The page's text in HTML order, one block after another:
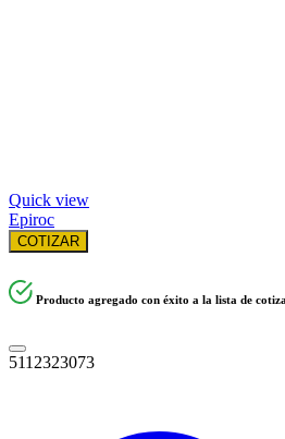
Quick view
Epiroc
COTIZAR
Producto agregado con éxito a la lista de
5112323073